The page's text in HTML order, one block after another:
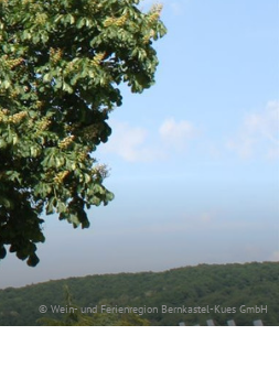
© Wein- und Ferienregion Bernkastel-Kues GmbH